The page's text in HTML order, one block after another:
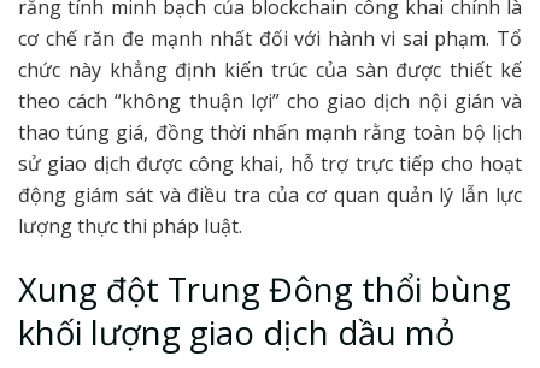
rằng tính minh bạch của blockchain công khai chính là
cơ chế răn đe mạnh nhất đối với hành vi sai phạm. Tổ
chức này khẳng định kiến trúc của sàn được thiết kế
theo cách “không thuận lợi” cho giao dịch nội gián và
thao túng giá, đồng thời nhấn mạnh rằng toàn bộ lịch
sử giao dịch được công khai, hỗ trợ trực tiếp cho hoạt
động giám sát và điều tra của cơ quan quản lý lẫn lực
lượng thực thi pháp luật.
Xung đột Trung Đông thổi bùng
khối lượng giao dịch dầu mỏ